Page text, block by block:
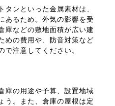
タンといった金属素材は、
あるため。外気の影響を受
庫などの敷地面積が広い建
めの費用や、防音対策など
で注意してください。
庫の用途や予算、設置地域
う。また、倉庫の屋根は定